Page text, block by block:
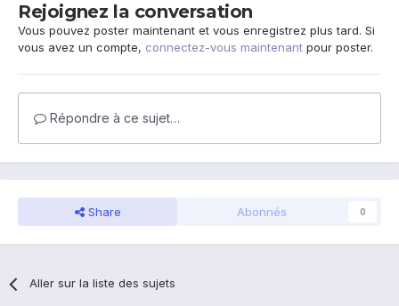
Rejoignez la conversation
Vous pouvez poster maintenant et vous enregistrez plus tard. Si
vous avez un compte, connectez-vous maintenant pour poster.
Répondre à ce sujet…
Share Abonnés 0
Aller sur la liste des sujets